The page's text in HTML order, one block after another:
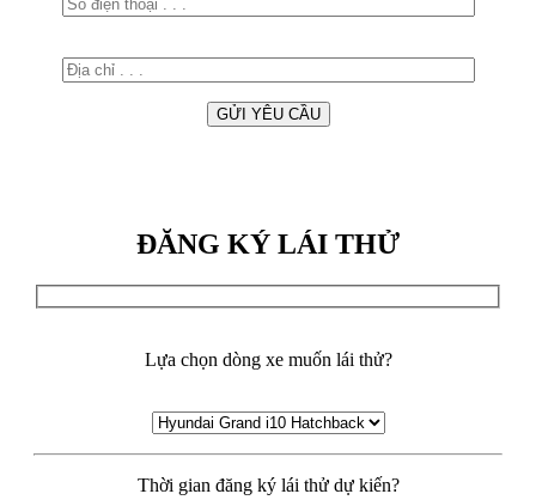
ĐĂNG KÝ LÁI THỬ
Lựa chọn dòng xe muốn lái thử?
Thời gian đăng ký lái thử dự kiến?